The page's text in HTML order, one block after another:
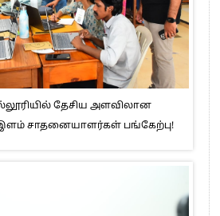
தேசிய அளவிலான
சாதனையாளர்கள் பங்கேற்பு!